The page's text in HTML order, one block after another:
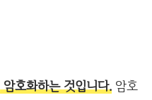
암호화하는 것입니다. 암호